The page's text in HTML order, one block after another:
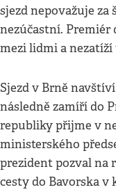
sjezd nepovažuje za
nezúčastní. Premiér
mezi lidmi a nezatíží
Sjezd v Brně
následně zamíří do
republiky přijme v
ministerského
prezident pozval na
cesty do Bavorska v